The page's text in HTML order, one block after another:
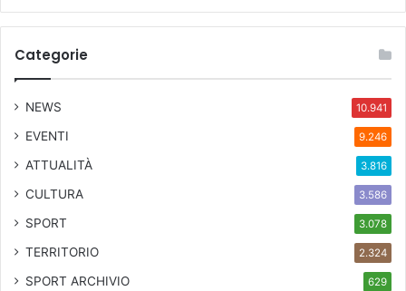
Categorie
NEWS 10.941
EVENTI 9.246
ATTUALITÀ 3.816
CULTURA 3.586
SPORT 3.078
TERRITORIO 2.324
SPORT ARCHIVIO 629